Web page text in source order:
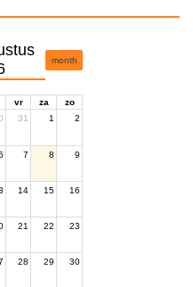
month
vr za
zo
31 1 2
7 8 9
14 15 16
21 22 23
28 29 30